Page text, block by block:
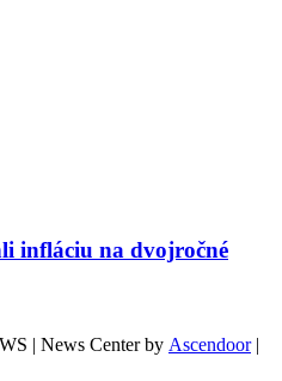
infláciu na dvojročné
| News Center by Ascendoor|